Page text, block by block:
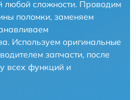
любой сложности. Проводим
поломки, заменяем
Используем оригинальные
запчасти, после
всех функций и